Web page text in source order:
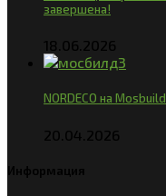
завершена!
18.06.2026
NORDECO на
20.04.2026
Информация